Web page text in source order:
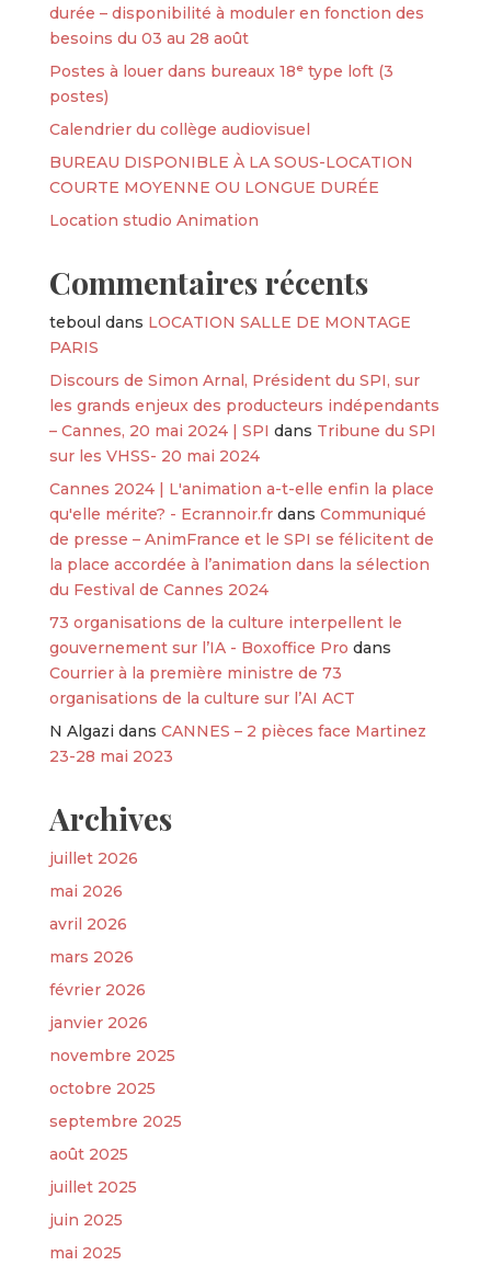
durée – disponibilité à moduler en fonction des
besoins du 03 au 28 août
Postes à louer dans bureaux 18ᵉ type loft (3
postes)
Calendrier du collège audiovisuel
BUREAU DISPONIBLE À LA SOUS-LOCATION
COURTE MOYENNE OU LONGUE DURÉE
Location studio Animation
Commentaires récents
teboul dans LOCATION SALLE DE MONTAGE
PARIS
Discours de Simon Arnal, Président du SPI, sur
les grands enjeux des producteurs indépendants
– Cannes, 20 mai 2024 | SPI dans Tribune du SPI
sur les VHSS- 20 mai 2024
Cannes 2024 | L'animation a-t-elle enfin la place
qu'elle mérite? - Ecrannoir.frdans Communiqué
de presse – AnimFrance et le SPI se félicitent de
la place accordée à l’animation dans la sélection
du Festival de Cannes 2024
73 organisations de la culture interpellent le
gouvernement sur l’IA - Boxoffice Pro dans
Courrier à la première ministre de 73
organisations de la culture sur l’AI ACT
N Algazi dans CANNES – 2 pièces face Martinez
23-28 mai 2023
Archives
juillet 2026
mai 2026
avril 2026
mars 2026
février 2026
janvier 2026
novembre 2025
octobre 2025
septembre 2025
août 2025
juillet 2025
juin 2025
mai 2025